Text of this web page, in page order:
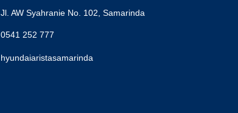
Jl. AW Syahranie No. 102, Samarinda
0541 252 777
hyundaiaristasamarinda